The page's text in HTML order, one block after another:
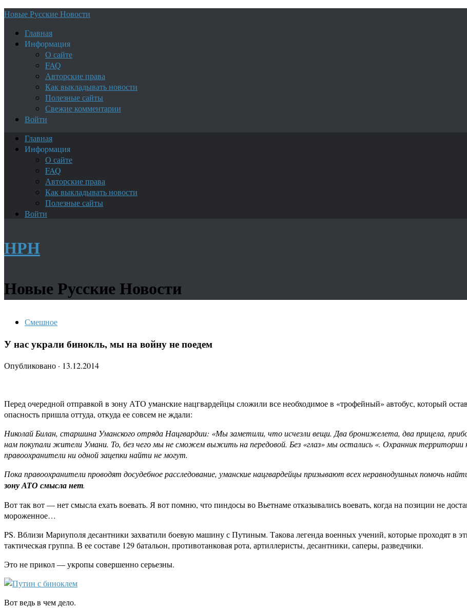
Новые Русские Новости
Главная
Информация
О сайте
FAQ
Авторские права
Как выкладывать новости
Полезные сайты
Свежие комментарии
Войти
Главная
Информация
О сайте
FAQ
Авторские права
Как выкладывать новости
Полезные сайты
Войти
НРН
Новые Русские Новости
Смешное
У нас украли бинокль, мы на войну не поедем
Опубликовано · 13.12.2014
Перед очередной отправкой в зону АТО уманские нацгвардейцы сложили все необходимое в «трофейный» автобус, который
опасность пришла оттуда, откуда ее совсем не ждали:
Николай Билан, старшина Уманского отряда Нацгвардии: «Мы заметили, что исчезли вещи. Два бронижелета, два прицела,
нам покупали жители Умани. То, без чего мы не сможем выжить на передовой. Без «глаз» мы остались «. Охранник
правоохранители ни одной зацепки найти не могут.
Пока правоохранители проводят досудебное расследование, уманские нацгвардейцы призывают всех неравнодушных помочь
зону АТО смысла нет.
Вот так вот — нет смысла ехать воевать. Я вот помню, что пиндосы во Вьетнаме отказывались воевать, когда на позиции не
мороженное…
PS. Вблизи Мариуполя десантники захватили боевую машину с Путиным. Такова легенда военных учений, которые проходят в
тактическая группа. В ее составе 129 батальон, противотанковая рота, артиллеристы, десантники, саперы, разведчики.
Это не прикол — укропы совершенно серьезны.
Вот ведь в чем дело.